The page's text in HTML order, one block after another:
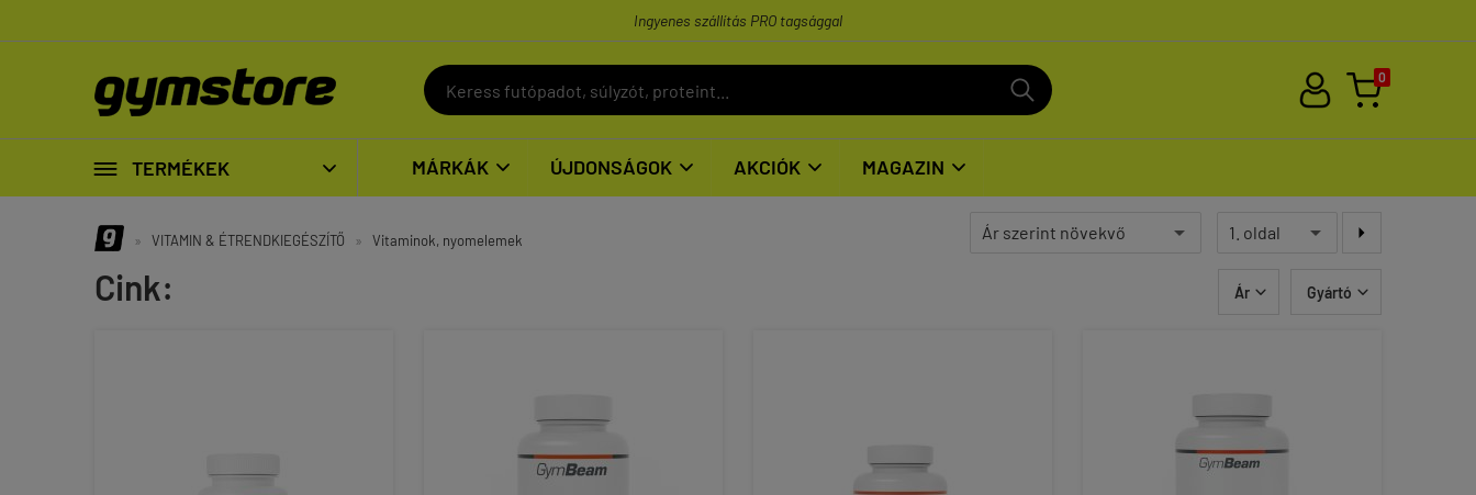
Ingyenes szállítás PRO tagsággal
0
 TERMÉKEK  MÁRKÁK  ÚJDONSÁGOK  AKCIÓK  MAGAZIN 
» VITAMIN & ÉTRENDKIEGÉSZÍTŐ » Vitaminok, nyomelemek
Cink: Ár  Gyártó 
